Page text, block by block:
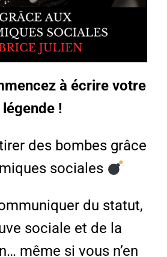
à écrire votre
légende !
des bombes grâce
sociales
du statut,
sociale et de la
même si vous n’en